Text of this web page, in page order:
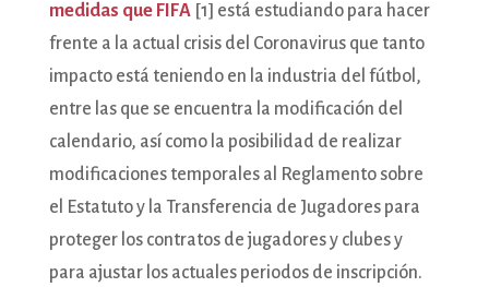
medidas que FIFA[1] está estudiando para hacer
frente a la actual crisis del Coronavirus que tanto
impacto está teniendo en la industria del fútbol,
entre las que se encuentra la modificación del
calendario, así como la posibilidad de realizar
modificaciones temporales al Reglamento sobre
el Estatuto y la Transferencia de Jugadores para
proteger los contratos de jugadores y clubes y
para ajustar los actuales periodos de inscripción.